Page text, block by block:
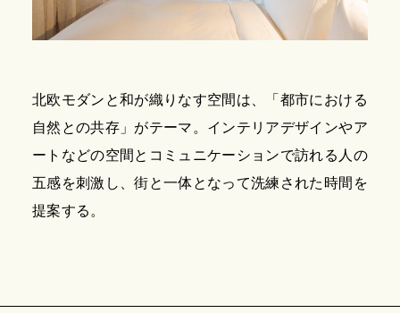
北欧モダンと和が織りなす空間は、「都市における
自然との共存」がテーマ。インテリアデザインやア
ートなどの空間とコミュニケーションで訪れる人の
五感を刺激し、街と一体となって洗練された時間を
提案する。